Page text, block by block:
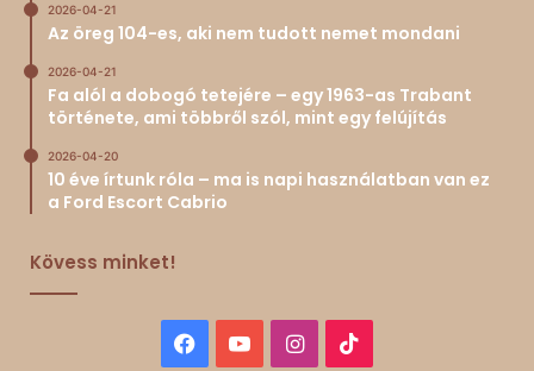
2026-04-21
Az öreg 104-es, aki nem tudott nemet mondani
2026-04-21
Fa alól a dobogó tetejére – egy 1963-as Trabant
története, ami többről szól, mint egy felújítás
2026-04-20
10 éve írtunk róla – ma is napi használatban van ez
a Ford Escort Cabrio
Kövess minket!
Facebook
YouTubeInstagram